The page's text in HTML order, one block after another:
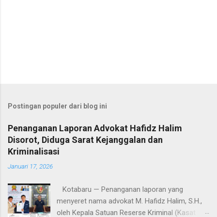
Postingan populer dari blog ini
Penanganan Laporan Advokat Hafidz Halim
Disorot, Diduga Sarat Kejanggalan dan
Kriminalisasi
Januari 17, 2026
Kotabaru — Penanganan laporan yang
menyeret nama advokat M. Hafidz Halim, S.H.,
oleh Kepala Satuan Reserse Kriminal (Kasat